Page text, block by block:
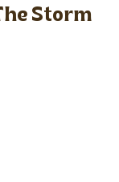
Storm